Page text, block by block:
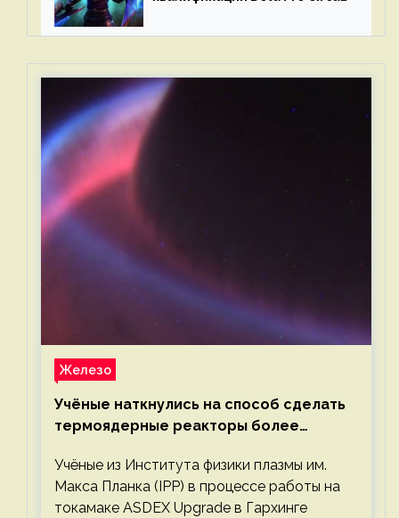
Железо
Учёные наткнулись на способ сделать
термоядерные реакторы более
Учёные из Института физики плазмы им.
Макса Планка (IPP) в процессе работы на
токамаке ASDEX Upgrade в Гархинге